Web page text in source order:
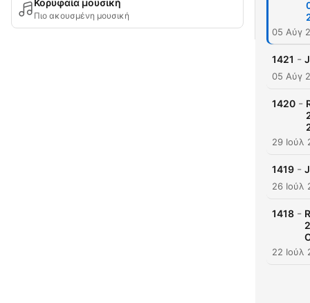
Κορυφαία μουσική
Πιο ακουσμένη μουσική
05 Αύγ
1421 -
05 Αύγ
1420 -
29 Ιούλ
1419 -
26 Ιούλ
1418 -
22 Ιούλ